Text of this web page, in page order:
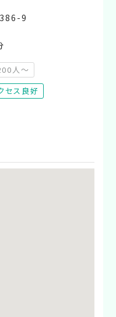
9
人～
（非推奨）
）
セス良好